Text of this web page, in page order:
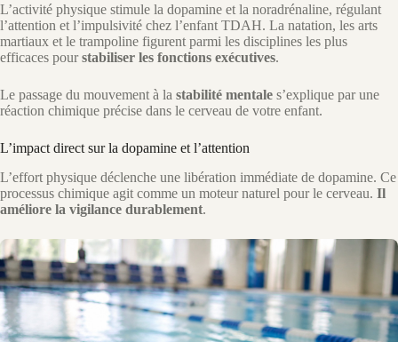
L’activité physique stimule la dopamine et la noradrénaline, régulant
l’attention et l’impulsivité chez l’enfant TDAH. La natation, les arts
martiaux et le trampoline figurent parmi les disciplines les plus
efficaces pourstabiliser les fonctions exécutives.
Le passage du mouvement à la stabilité mentale s’explique par une
réaction chimique précise dans le cerveau de votre enfant.
L’impact direct sur la dopamine et l’attention
L’effort physique déclenche une libération immédiate de dopamine. Ce
processus chimique agit comme un moteur naturel pour le cerveau. Il
améliore la vigilance durablement.